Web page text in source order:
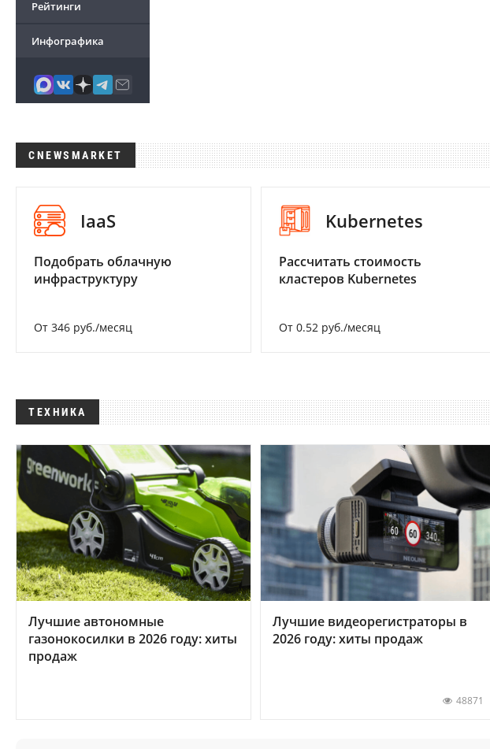
Рейтинги
Инфографика
CNEWSMARKET
IaaS
Подобрать облачную
инфраструктуру
От 346 руб./месяц
Kubernetes
Рассчитать стоимость
кластеров Kubernetes
От 0.52 руб./месяц
ТЕХНИКА
Лучшие автономные
газонокосилки в 2026 году: хиты
продаж
Лучшие видеорегистраторы в
2026 году: хиты продаж
48871